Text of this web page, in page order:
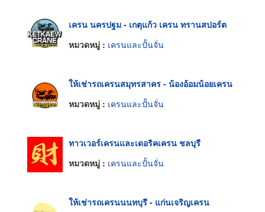
เครน นครปฐม - เกตุแก้ว เครน ทรานสปอร์ต
หมวดหมู่ : เครนและปั้นจั่น
ให้เช่ารถเครนสมุทรสาคร - น้องอ้อมน้อยเครน
หมวดหมู่ : เครนและปั้นจั่น
ทาวเวอร์เครนและเดอริคเครน ชลบุรี
หมวดหมู่ : เครนและปั้นจั่น
ให้เช่ารถเครนนนทบุรี - แก่นเจริญเครน